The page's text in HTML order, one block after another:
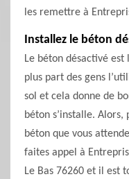
les remettre à
Installez le béton
Le béton désactivé est
plus part des gens
sol et cela donne de
béton s’installe.
béton que vous
faites appel à
Le Bas 76260 et il est